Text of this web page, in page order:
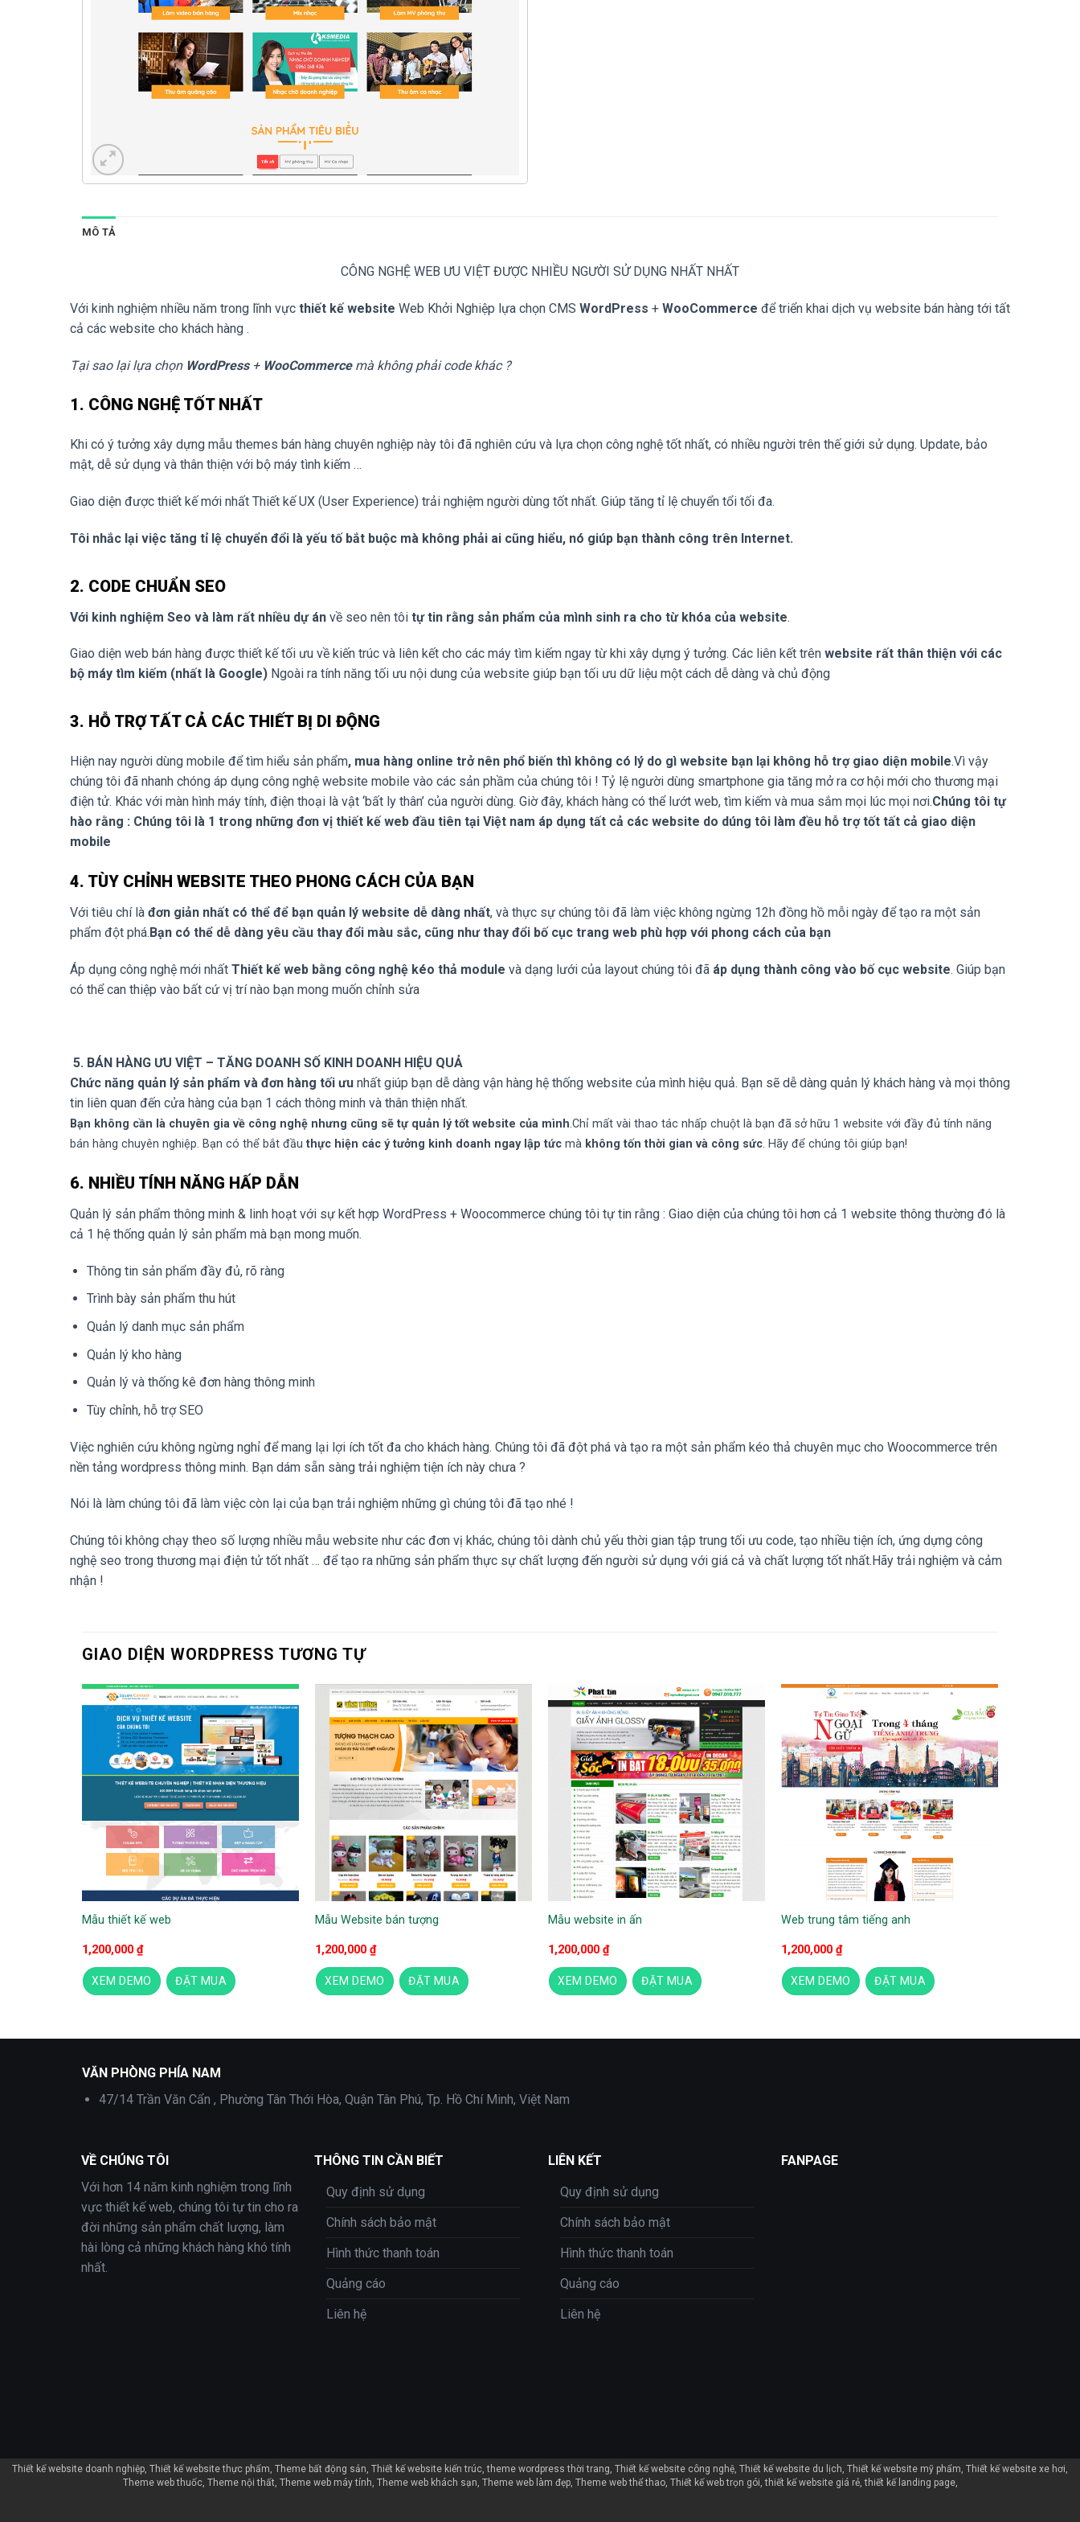
MÔ TẢ
CÔNG NGHỆ WEB ƯU VIỆT ĐƯỢC NHIỀU NGƯỜI SỬ DỤNG NHẤT NHẤT
Với kinh nghiệm nhiều năm trong lĩnh vực thiết kế website Web Khởi Nghiệp lựa chọn CMS WordPress + WooCommerce để triển khai dịch vụ website bán hàng tới tất
cả các website cho khách hàng .
Tại sao lại lựa chọn WordPress+ WooCommercemà không phải code khác ?
1. CÔNG NGHỆ TỐT NHẤT
Khi có ý tưởng xây dựng mẫu themes bán hàng chuyên nghiệp này tôi đã nghiên cứu và lựa chọn công nghệ tốt nhất, có nhiều người trên thế giới sử dụng. Update, bảo
mật, dễ sử dụng và thân thiện với bộ máy tình kiếm …
Giao diện được thiết kế mới nhất Thiết kế UX (User Experience) trải nghiệm người dùng tốt nhất. Giúp tăng tỉ lệ chuyển tổi tối đa.
Tôi nhắc lại việc tăng tỉ lệ chuyển đổi là yếu tố bắt buộc mà không phải ai cũng hiểu, nó giúp bạn thành công trên Internet.
2. CODE CHUẨN SEO
Với kinh nghiệm Seo và làm rất nhiều dự án về seo nên tôi tự tin rằng sản phẩm của mình sinh ra cho từ khóa của website.
Giao diện web bán hàng được thiết kế tối ưu về kiến trúc và liên kết cho các máy tìm kiếm ngay từ khi xây dựng ý tưởng. Các liên kết trên website rất thân thiện với các
bộ máy tìm kiếm (nhất là Google) Ngoài ra tính năng tối ưu nội dung của website giúp bạn tối ưu dữ liệu một cách dễ dàng và chủ động
3. HỖ TRỢ TẤT CẢ CÁC THIẾT BỊ DI ĐỘNG
Hiện nay người dùng mobile để tìm hiểu sản phẩm, mua hàng online trở nên phổ biến thì không có lý do gì website bạn lại không hỗ trợ giao diện mobile.Vì vậy
chúng tôi đã nhanh chóng áp dụng công nghệ website mobile vào các sản phầm của chúng tôi ! Tỷ lệ người dùng smartphone gia tăng mở ra cơ hội mới cho thương mại
điện tử. Khác với màn hình máy tính, điện thoại là vật ‘bất ly thân’ của người dùng. Giờ đây, khách hàng có thể lướt web, tìm kiếm và mua sắm mọi lúc mọi nơi.Chúng tôi tự
hào rằng : Chúng tôi là 1 trong những đơn vị thiết kế web đầu tiên tại Việt nam áp dụng tất cả các website do dúng tôi làm đều hỗ trợ tốt tất cả giao diện
mobile
4. TÙY CHỈNH WEBSITE THEO PHONG CÁCH CỦA BẠN
Với tiêu chí là đơn giản nhất có thể để bạn quản lý website dễ dàng nhất, và thực sự chúng tôi đã làm việc không ngừng 12h đồng hồ mỗi ngày để tạo ra một sản
phẩm đột phá.Bạn có thể dễ dàng yêu cầu thay đổi màu sắc, cũng như thay đổi bố cục trang web phù hợp với phong cách của bạn
Áp dụng công nghệ mới nhất Thiết kế web bằng công nghệ kéo thả module và dạng lưới của layout chúng tôi đã áp dụng thành công vào bố cục website. Giúp bạn
có thể can thiệp vào bất cứ vị trí nào bạn mong muốn chỉnh sửa
5. BÁN HÀNG ƯU VIỆT – TĂNG DOANH SỐ KINH DOANH HIỆU QUẢ
Chức năng quản lý sản phẩm và đơn hàng tối ưu nhất giúp bạn dễ dàng vận hàng hệ thống website của mình hiệu quả. Bạn sẽ dễ dàng quản lý khách hàng và mọi thông
tin liên quan đến cửa hàng của bạn 1 cách thông minh và thân thiện nhất.
Bạn không cần là chuyên gia về công nghệ nhưng cũng sẽ tự quản lý tốt website của mình.Chỉ mất vài thao tác nhấp chuột là bạn đã sở hữu 1 website với đầy đủ tính năng
bán hàng chuyên nghiệp. Bạn có thể bắt đầu thực hiện các ý tưởng kinh doanh ngay lập tức mà không tốn thời gian và công sức. Hãy để chúng tôi giúp bạn!
6. NHIỀU TÍNH NĂNG HẤP DẪN
Quản lý sản phẩm thông minh & linh hoạt với sự kết hợp WordPress + Woocommerce chúng tôi tự tin rằng : Giao diện của chúng tôi hơn cả 1 website thông thường đó là
cả 1 hệ thống quản lý sản phẩm mà bạn mong muốn.
Thông tin sản phẩm đầy đủ, rõ ràng
Trình bày sản phẩm thu hút
Quản lý danh mục sản phẩm
Quản lý kho hàng
Quản lý và thống kê đơn hàng thông minh
Tùy chỉnh, hỗ trợ SEO
Việc nghiên cứu không ngừng nghỉ để mang lại lợi ích tốt đa cho khách hàng. Chúng tôi đã đột phá và tạo ra một sản phẩm kéo thả chuyên mục cho Woocommerce trên
nền tảng wordpress thông minh. Bạn dám sẵn sàng trải nghiệm tiện ích này chưa ?
Nói là làm chúng tôi đã làm việc còn lại của bạn trải nghiệm những gì chúng tôi đã tạo nhé !
Chúng tôi không chạy theo số lượng nhiều mẫu website như các đơn vị khác, chúng tôi dành chủ yếu thời gian tập trung tối ưu code, tạo nhiều tiện ích, ứng dựng công
nghệ seo trong thương mại điện tử tốt nhất … để tạo ra những sản phẩm thực sự chất lượng đến người sử dụng với giá cả và chất lượng tốt nhất.Hãy trải nghiệm và cảm
nhận !
GIAO DIỆN WORDPRESS TƯƠNG TỰ
Mẫu thiết kế web
1,200,000 ₫
XEM DEMO ĐẶT MUA
Mẫu Website bán tượng
1,200,000 ₫
XEM DEMO ĐẶT MUA
Mẫu website in ấn
1,200,000 ₫
XEM DEMO ĐẶT MUA
Web trung tâm tiếng anh
1,200,000 ₫
XEM DEMO ĐẶT MUA
Mẫu Website thu âm
VĂN PHÒNG PHÍA NAM
47/14 Trần Văn Cẩn , Phường Tân Thới Hòa, Quận Tân Phú, Tp. Hồ Chí Minh, Việt Nam
VỀ CHÚNG TÔI
Với hơn 14 năm kinh nghiệm trong lĩnh
vực thiết kế web, chúng tôi tự tin cho ra
đời những sản phẩm chất lượng, làm
hài lòng cả những khách hàng khó tính
nhất.
THÔNG TIN CẦN BIẾT
Quy định sử dụng
Chính sách bảo mật
Hình thức thanh toán
Quảng cáo
Liên hệ
LIÊN KẾT
Quy định sử dụng
Chính sách bảo mật
Hình thức thanh toán
Quảng cáo
Liên hệ
FANPAGE
Thiết kế website doanh nghiệp Thiết kế website thực phẩm Theme bất động sản Thiết kế website kiến trúc theme wordpress thời trang Thiết kế website công nghệ Thiết kế website du lịch Thiết kế website mỹ phẩm Thiết kế website xe hơi
Theme web thuốc Theme nội thất Theme web máy tính Theme web khách sạn Theme web làm đẹp Theme web thể thao Thiết kế web trọn gói thiết kế website giá rẻ thiết kế landing page